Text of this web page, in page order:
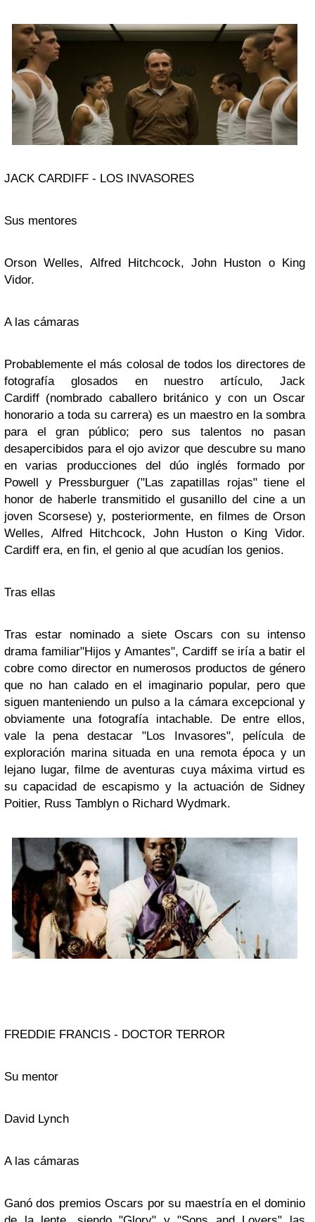
JACK CARDIFF - LOS INVASORES
Sus mentores
Orson Welles, Alfred Hitchcock, John Huston o King
Vidor.
A las cámaras
Probablemente el más colosal de todos los directores de
fotografía glosados en nuestro artículo, Jack
Cardiff (nombrado caballero británico y con un Oscar
honorario a toda su carrera) es un maestro en la sombra
para el gran público; pero sus talentos no pasan
desapercibidos para el ojo avizor que descubre su mano
en varias producciones del dúo inglés formado por
Powell y Pressburguer ("Las zapatillas rojas"tiene el
honor de haberle transmitido el gusanillo del cine a un
joven Scorsese) y, posteriormente, en filmes de Orson
Welles, Alfred Hitchcock, John Huston o King Vidor.
Cardiff era, en fin, el genio al que acudían los genios.
Tras ellas
Tras estar nominado a siete Oscars con su intenso
drama familiar"Hijos y Amantes", Cardiff se iría a batir el
cobre como director en numerosos productos de género
que no han calado en el imaginario popular, pero que
siguen manteniendo un pulso a la cámara excepcional y
obviamente una fotografía intachable. De entre ellos,
vale la pena destacar "Los Invasores", película de
exploración marina situada en una remota época y un
lejano lugar, filme de aventuras cuya máxima virtud es
su capacidad de escapismo y la actuación de Sidney
Poitier, Russ Tamblyn o Richard Wydmark.
FREDDIE FRANCIS - DOCTOR TERROR
Su mentor
David Lynch
A las cámaras
Ganó dos premiosOscars por su maestría en el dominio